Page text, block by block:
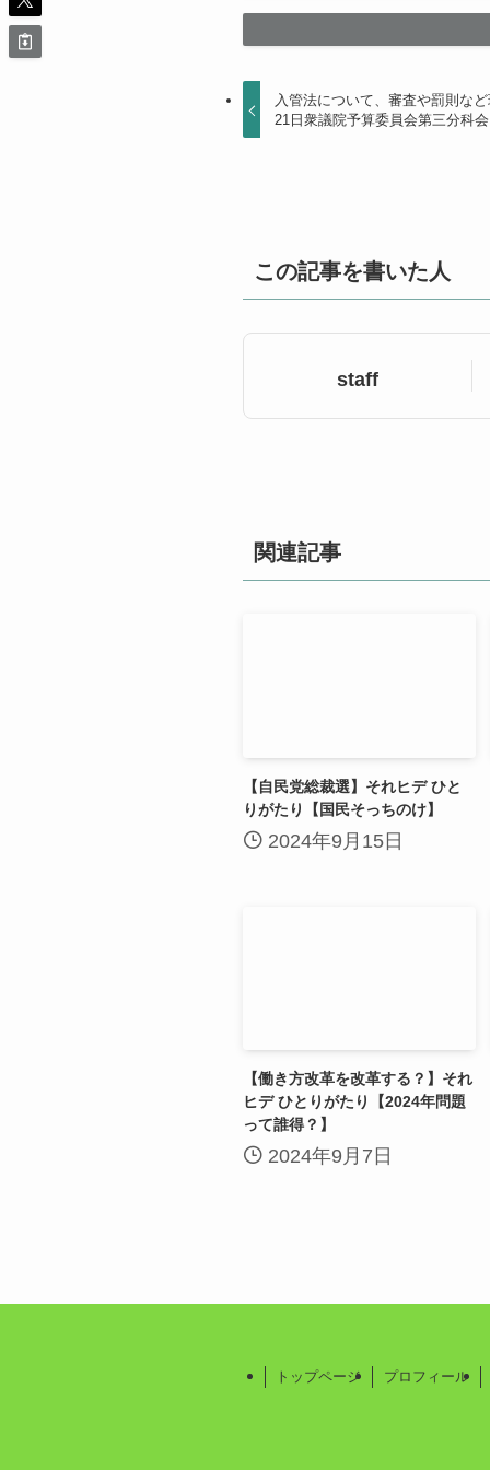
入管法について、審査や罰則な
21日衆議院予算委員会第三分科会
この記事を書いた人
staff
関連記事
【自民党総裁選】それヒデ ひと
りがたり【国民そっちのけ】
2024年9月15日
【働き方改革を改革する？】それ
ヒデ ひとりがたり【2024年問題
って誰得？】
2024年9月7日
トップページ プロフィール